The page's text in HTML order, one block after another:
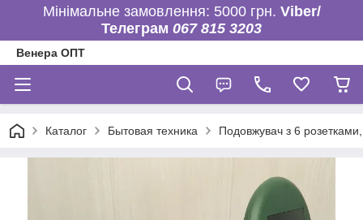
Мінімальне замовлення: 5000 грн. Viber/
Телеграм 067 815 3203
Венера ОПТ
Каталог Бытовая техника Подовжувач з 6